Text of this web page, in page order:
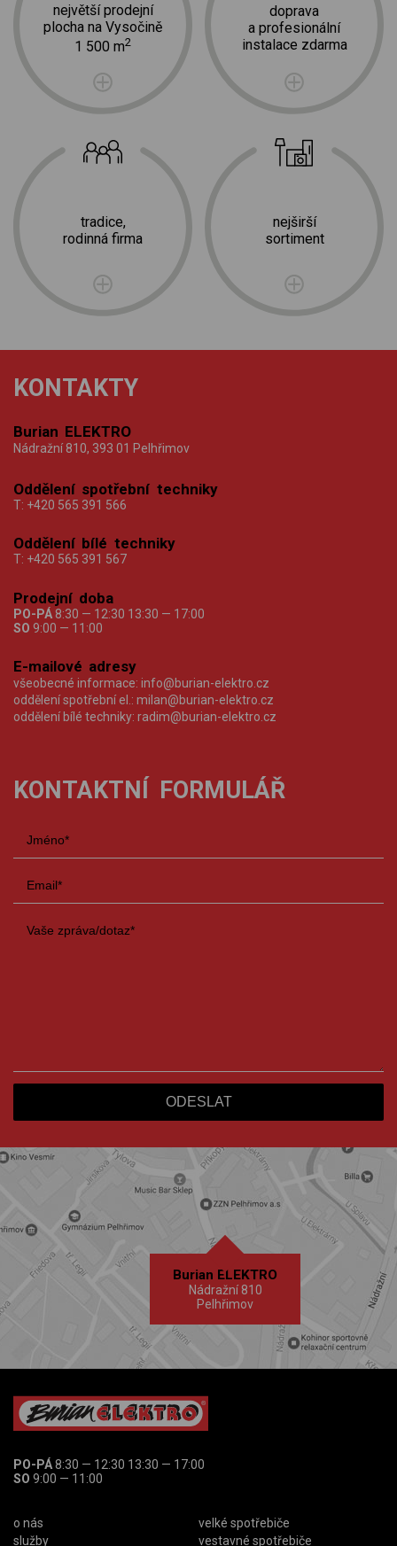
největší prodejní
plocha na Vysočině
1 500 m2
tradice,
rodinná firma
doprava
a profesionální
instalace zdarma
nejširší
sortiment
KONTAKTY
Burian ELEKTRO
Nádražní 810, 393 01 Pelhřimov
Oddělení spotřební techniky
T: +420 565 391 566
Oddělení bílé techniky
T: +420 565 391 567
Prodejní doba
PO-PÁ 8:30 — 12:30 13:30 — 17:00
SO 9:00 — 11:00
E-mailové adresy
všeobecné informace: info@burian-elektro.cz
oddělení spotřební el.: milan@burian-elektro.cz
oddělení bílé techniky: radim@burian-elektro.cz
KONTAKTNÍ FORMULÁŘ
Burian ELEKTRO
Nádražní 810
Pelhřimov
PO-PÁ8:30 — 12:30 13:30 — 17:00
SO 9:00 — 11:00
o nás
služby
velké spotřebiče
vestavné spotřebiče